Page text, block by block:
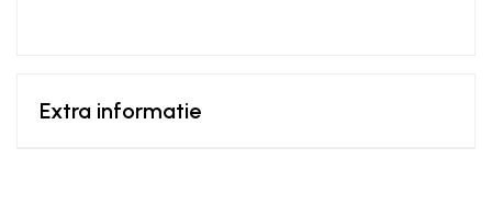
Extra informatie